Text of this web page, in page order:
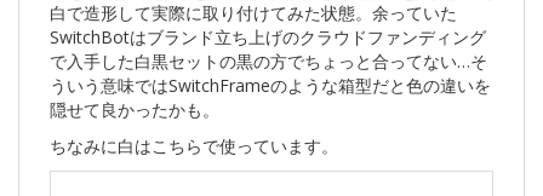
白で造形して実際に取り付けてみた状態。余っていた
SwitchBotはブランド立ち上げのクラウドファンディング
で入手した白黒セットの黒の方でちょっと合ってない…そ
ういう意味ではSwitchFrameのような箱型だと色の違いを
隠せて良かったかも。
ちなみに白はこちらで使っています。